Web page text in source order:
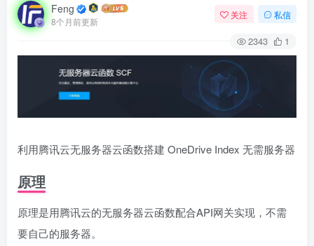
Feng
8个月前更新
关注 私信
2343 1
利用腾讯云无服务器云函数搭建 OneDrive Index 无需服务器
原理
原理是用腾讯云的无服务器云函数配合API网关实现，不需
要自己的服务器。